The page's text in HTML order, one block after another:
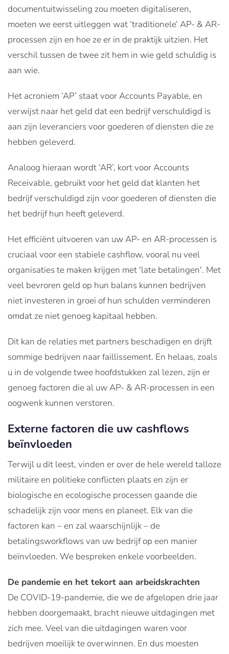
documentuitwisseling zou moeten digitaliseren,
moeten we eerst uitleggen wat ‘traditionele’ AP- & AR-
processen zijn en hoe ze er in de praktijk uitzien. Het
verschil tussen de twee zit hem in wie geld schuldig is
aan wie.
Het acroniem ‘AP’ staat voor Accounts Payable, en
verwijst naar het geld dat een bedrijf verschuldigd is
aan zijn leveranciers voor goederen of diensten die ze
hebben geleverd.
Analoog hieraan wordt ‘AR’, kort voor Accounts
Receivable, gebruikt voor het geld dat klanten het
bedrijf verschuldigd zijn voor goederen of diensten die
het bedrijf hun heeft geleverd.
Het efficiënt uitvoeren van uw AP- en AR-processen is
cruciaal voor een stabiele cashflow, vooral nu veel
organisaties te maken krijgen met 'late betalingen'. Met
veel bevroren geld op hun balans kunnen bedrijven
niet investeren in groei of hun schulden verminderen
omdat ze niet genoeg kapitaal hebben.
Dit kan de relaties met partners beschadigen en drijft
sommige bedrijven naar faillissement. En helaas, zoals
u in de volgende twee hoofdstukken zal lezen, zijn er
genoeg factoren die al uw AP- & AR-processen in een
oogwenk kunnen verstoren.
Externe factoren die uw cashflows
beïnvloeden
Terwijl u dit leest, vinden er over de hele wereld talloze
militaire en politieke conflicten plaats en zijn er
biologische en ecologische processen gaande die
schadelijk zijn voor mens en planeet. Elk van die
factoren kan – en zal waarschijnlijk – de
betalingsworkflows van uw bedrijf op een manier
beïnvloeden. We bespreken enkele voorbeelden.
De pandemie en het tekort aan arbeidskrachten
De COVID-19-pandemie, die we de afgelopen drie jaar
hebben doorgemaakt, bracht nieuwe uitdagingen met
zich mee. Veel van die uitdagingen waren voor
bedrijven moeilijk te overwinnen. En dus moesten